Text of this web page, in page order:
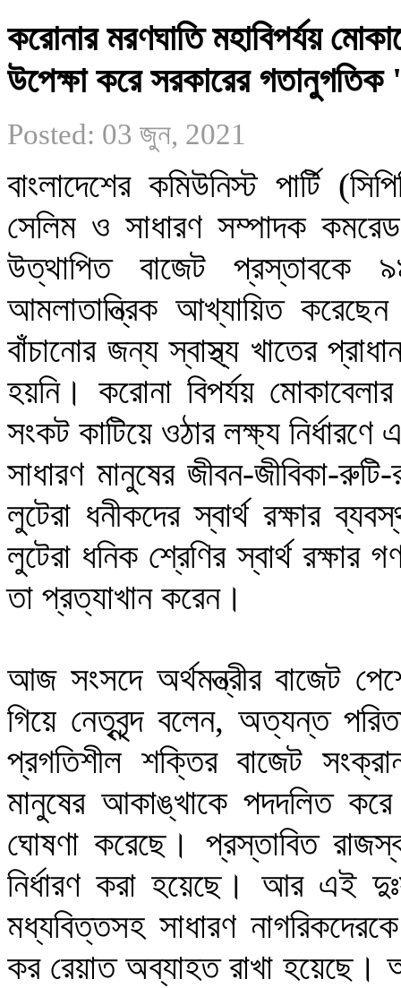
করোনার মরণঘাতি মহাবিপর্যয়
উপেক্ষা করে সরকারের গতানুগতিক
Posted: 03 জুন, 2021
বাংলাদেশের কমিউনিস্ট পার্টি
সেলিম ও সাধারণ সম্পাদক
উত্থাপিত বাজেট প্রস্তাবকে
আমলাতান্ত্রিক আখ্যায়িত
বাঁচানোর জন্য স্বাস্থ্য খাতের
হয়নি। করোনা বিপর্যয়
সংকট কাটিয়ে ওঠার লক্ষ্য
সাধারণ মানুষের জীবন-জীবিকা-
লুটেরা ধনীকদের স্বার্থ রক্ষার
লুটেরা ধনিক শ্রেণির স্বার্থ রক্ষার
তা প্রত্যাখান করেন।
আজ সংসদে অর্থমন্ত্রীর বাজেট
গিয়ে নেতৃবৃন্দ বলেন, অত্যন্ত
প্রগতিশীল শক্তির বাজেট
মানুষের আকাঙ্খাকে পদদলিত
ঘোষণা করেছে। প্রস্তাবিত
নির্ধারণ করা হয়েছে। আর এই
মধ্যবিত্তসহ সাধারণ
কর রেয়াত অব্যাহত রাখা হয়েছে।